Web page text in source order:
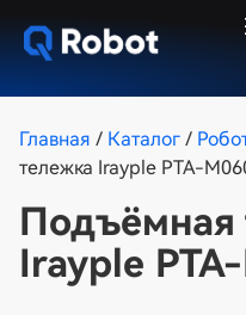
Главная / Каталог /
тележка Irayple РТА-
Подъёмная
Irayple